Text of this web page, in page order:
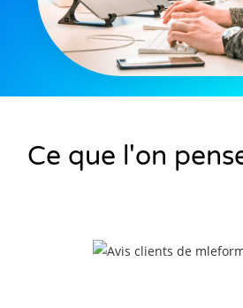
Ce que l'on